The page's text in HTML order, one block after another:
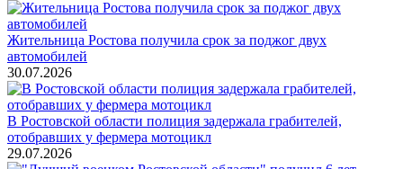
Жительница Ростова получила срок за поджог двух
автомобилей
30.07.2026
В Ростовской области полиция задержала грабителей,
отобравших у фермера мотоцикл
29.07.2026